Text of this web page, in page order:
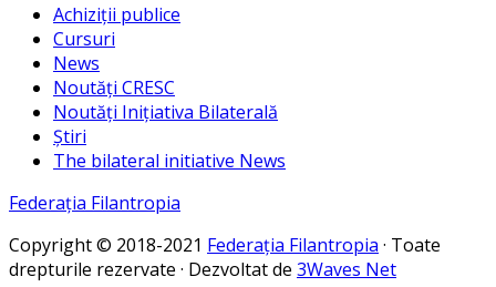
Achiziții publice
Cursuri
News
Noutăți CRESC
Noutăți Inițiativa Bilaterală
Știri
The bilateral initiative News
Federația Filantropia
Copyright © 2018-2021 Federația Filantropia · Toate
drepturile rezervate · Dezvoltat de 3Waves Net